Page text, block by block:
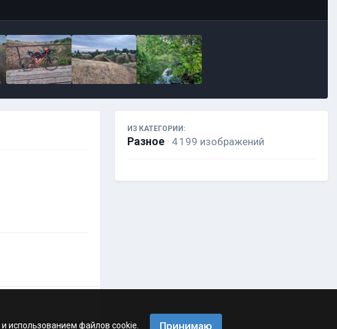
ИЗ КАТЕГОРИИ:
Разное · 4 199 изображений
и использованием файлов cookie. Принимаю